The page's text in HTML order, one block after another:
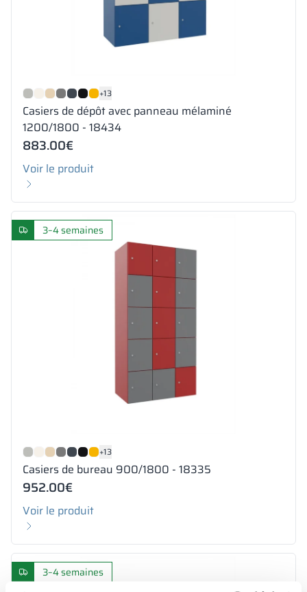
+13
Casiers de dépôt avec panneau mélaminé
1200/1800 - 18434
883.00€
Voir le produit
3–4 semaines
+13
Casiers de bureau 900/1800 - 18335
952.00€
Voir le produit
3–4 semaines